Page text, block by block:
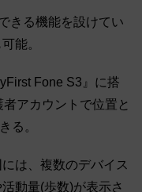
きる機能を設けてい
能。
Fone S3』に搭
アカウントで位置と
る。
は、複数のデバイス
動量(歩数)が表示さ